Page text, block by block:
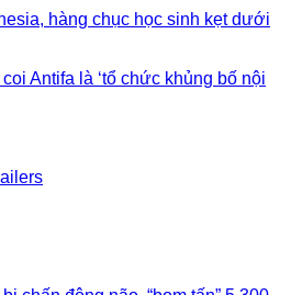
hàng chục học sinh kẹt dưới
Antifa là ‘tổ chức khủng bố nội